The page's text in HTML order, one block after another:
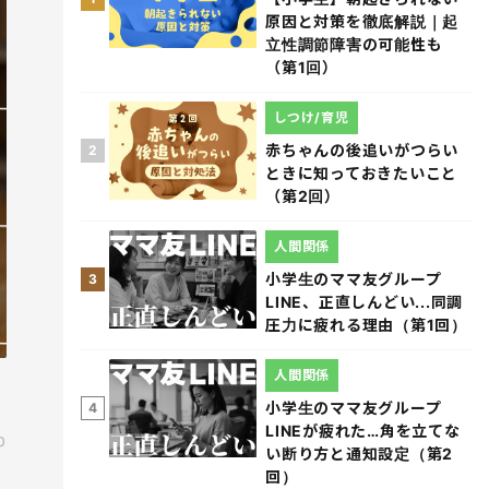
原因と対策を徹底解説｜起
立性調節障害の可能性も
（第1回）
2
赤ちゃんの後追いがつらい
ときに知っておきたいこと
（第2回）
しつけ/育児
3
小学生のママ友グループ
LINE、正直しんどい...同調
圧力に疲れる理由（第1回）
人間関係
4
小学生のママ友グループ
LINEが疲れた…角を立てな
い断り方と通知設定（第2
回）
人間関係